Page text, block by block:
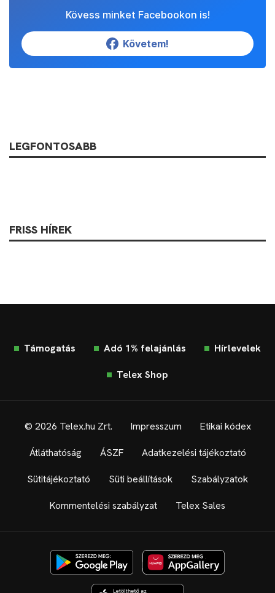
Kövess minket Facebookon is!
Követem!
LEGFONTOSABB
FRISS HÍREK
Támogatás Adó 1% felajánlás Hírlevelek
Telex Shop
© 2026 Telex.hu Zrt. Impresszum Etikai kódex
Átláthatóság ÁSZF Adatkezelési tájékoztató
Sütitájékoztató Süti beállítások Szabályzatok
Kommentelési szabályzat Telex Sales